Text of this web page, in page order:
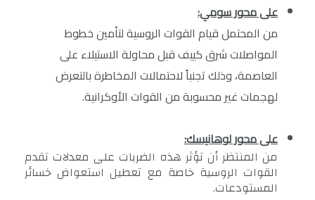
على محور سومي:
من المحتمل قيام القوات الروسية لتأمين خطوط
المواصلات شرق كييف قبل محاولة الاستيلاء على
العاصمة، وذلك تجنباً لاحتمالات المخاطرة بالتعرض
لهجمات غير محسوبة من القوات الأوكرانية.
على محور لوهانيسك:
من المنتظر أن تؤثر هذه الضربات على معدلات تقدم
القوات الروسية خاصة مع تعطيل استعواض خسائر
المستودعات.